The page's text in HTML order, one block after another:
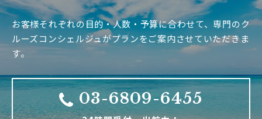
お客様それぞれの目的・人数・予算に合わせて、専門のク
ルーズコンシェルジュがプランをご案内させていただきま
す。
03-6809-6455